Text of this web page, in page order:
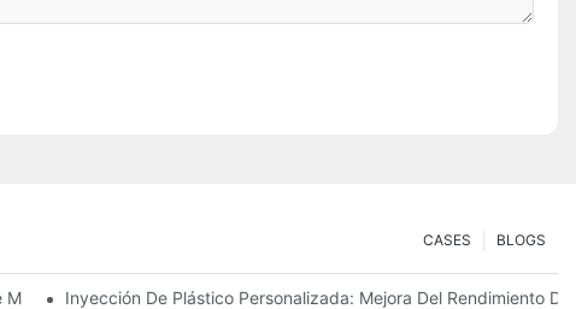
BLOGS
CASES
Moldeo De Plástico
Inyección De Plástico Personalizada: Mejora Del Rendimiento